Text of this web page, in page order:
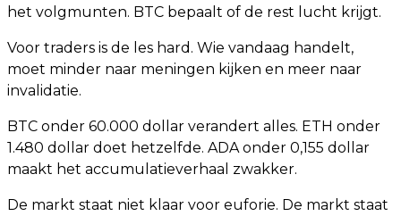
het volgmunten. BTC bepaalt of de rest lucht krijgt.
Voor traders is de les hard. Wie vandaag handelt,
moet minder naar meningen kijken en meer naar
invalidatie.
BTC onder 60.000 dollar verandert alles. ETH onder
1.480 dollar doet hetzelfde. ADA onder 0,155 dollar
maakt het accumulatieverhaal zwakker.
De markt staat niet klaar voor euforie. De markt staat